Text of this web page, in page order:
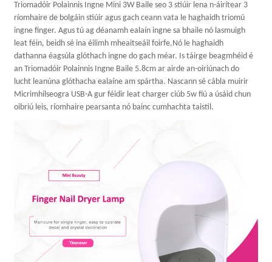
Triomadóir Polainnis Ingne Mini 3W Baile seo 3 stiúir lena n-áirítear 3
ríomhaire de bolgáin stiúir agus gach ceann vata le haghaidh triomú
ingne finger. Agus tú ag déanamh ealaín ingne sa bhaile nó lasmuigh
leat féin, beidh sé ina éilimh mheaitseáil foirfe,Nó le haghaidh
dathanna éagsúla glóthach ingne do gach méar. Is táirge beagmhéid é
an Triomadóir Polainnis Ingne Baile 5.8cm ar airde an-oiriúnach do
lucht leanúna glóthacha ealaíne am spártha. Nascann sé cábla muirir
Micrimhilseogra USB-A gur féidir leat charger ciúb 5w fiú a úsáid chun
oibriú leis, ríomhaire pearsanta nó bainc cumhachta taistil.